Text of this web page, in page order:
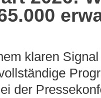
klaren
der